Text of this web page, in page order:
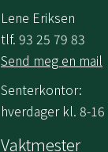
Lene Eriksen
tlf. 93 25 79 83
Send meg en mail
Senterkontor:
hverdager kl. 8-16
Vaktmester